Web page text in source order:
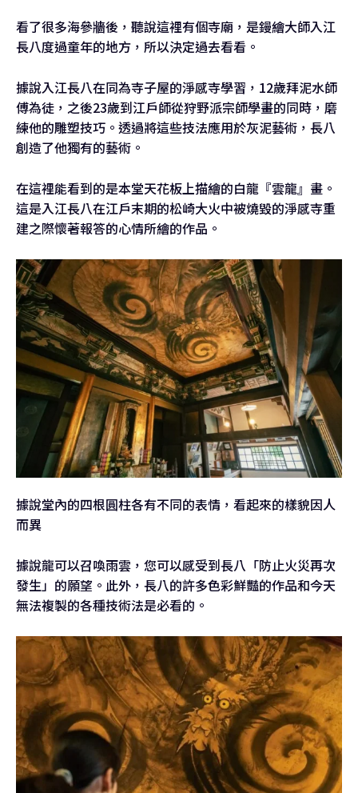
看了很多海參牆後，聽說這裡有個寺廟，是鏝繪大師入江
長八度過童年的地方，所以決定過去看看。
據說入江長八在同為寺子屋的淨感寺學習，12歲拜泥水師
傅為徒，之後23歲到江戶師從狩野派宗師學畫的同時，磨
練他的雕塑技巧。透過將這些技法應用於灰泥藝術，長八
創造了他獨有的藝術。
在這裡能看到的是本堂天花板上描繪的白龍『雲龍』畫。
這是入江長八在江戶末期的松崎大火中被燒毀的淨感寺重
建之際懷著報答的心情所繪的作品。
據說堂內的四根圓柱各有不同的表情，看起來的樣貌因人
而異
據說龍可以召喚雨雲，您可以感受到長八「防止火災再次
發生」的願望。此外，長八的許多色彩鮮豔的作品和今天
無法複製的各種技術法是必看的。